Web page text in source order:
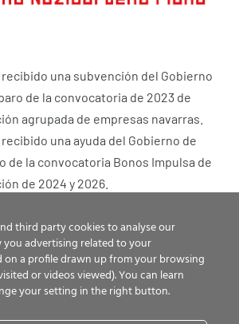
una subvención del Gobierno
de la convocatoria de 2023 de
agrupada de empresas navarras.
una ayuda del Gobierno de
de la convocatoria Bonos Impulsa de
de 2024 y 2026.
third party cookies to analyse our
you advertising related to your
on a profile drawn up from your browsing
or videos viewed). You can learn
your setting in the right button.